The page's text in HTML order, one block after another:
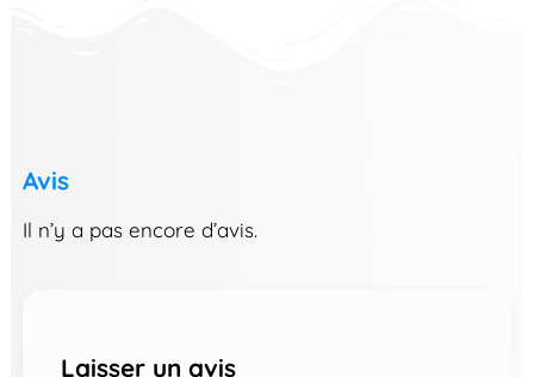
Avis
Il n’y a pas encore d’avis.
Laisser un avis